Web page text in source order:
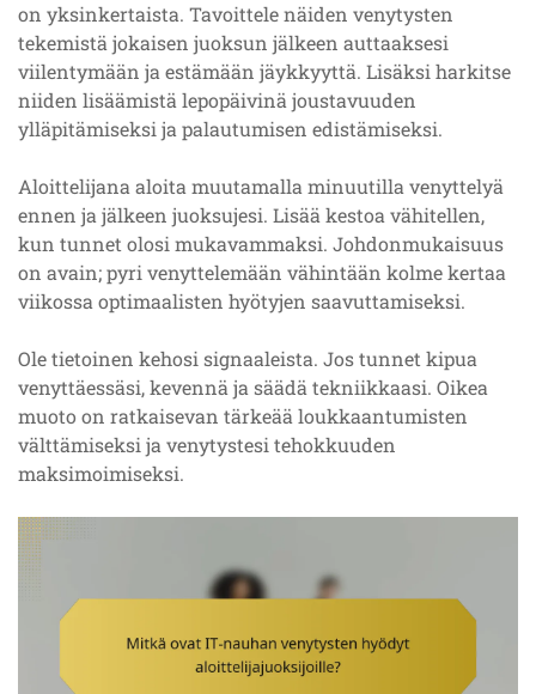
on yksinkertaista. Tavoittele näiden venytysten
tekemistä jokaisen juoksun jälkeen auttaaksesi
viilentymään ja estämään jäykkyyttä. Lisäksi harkitse
niiden lisäämistä lepopäivinä joustavuuden
ylläpitämiseksi ja palautumisen edistämiseksi.
Aloittelijana aloita muutamalla minuutilla venyttelyä
ennen ja jälkeen juoksujesi. Lisää kestoa vähitellen,
kun tunnet olosi mukavammaksi. Johdonmukaisuus
on avain; pyri venyttelemään vähintään kolme kertaa
viikossa optimaalisten hyötyjen saavuttamiseksi.
Ole tietoinen kehosi signaaleista. Jos tunnet kipua
venyttäessäsi, kevennä ja säädä tekniikkaasi. Oikea
muoto on ratkaisevan tärkeää loukkaantumisten
välttämiseksi ja venytystesi tehokkuuden
maksimoimiseksi.